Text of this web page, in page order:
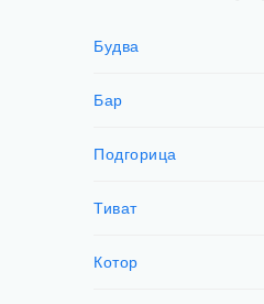
Будва
Бар
Подгорица
Тиват
Котор